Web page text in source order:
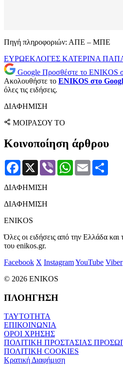
Πηγή πληροφοριών: ΑΠΕ – ΜΠΕ
ΕΥΡΩΕΚΛΟΓΕΣ ΚΑΤΕΡΙΝΑ
Google Προσθέστε το ENIKOS
Ακολουθήστε το ENIKOS στο
όλες τις ειδήσεις.
ΔΙΑΦΗΜΙΣΗ
ΜΟΙΡΑΣΟΥ ΤΟ
Κοινοποίηση άρθρου
Facebook
X Viber WhatsApp
Email
ΔΙΑΦΗΜΙΣΗ
ΔΙΑΦΗΜΙΣΗ
ENIKOS
Όλες οι ειδήσεις από την Ελλάδα
του enikos.gr.
Facebook X InstagramYouTube Viber
© 2026 ENIKOS
ΠΛΟΗΓΗΣΗ
ΤΑΥΤΟΤΗΤΑ
ΕΠΙΚΟΙΝΩΝΙΑ
ΟΡΟΙ ΧΡΗΣΗΣ
ΠΟΛΙΤΙΚΗ ΠΡΟΣΤΑΣΙΑΣ
ΠΟΛΙΤΙΚΗ COOKIES
Κρατική Διαφήμιση